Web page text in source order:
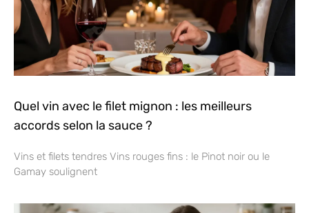
Quel vin avec le filet mignon : les meilleurs
accords selon la sauce ?
Vins et filets tendres Vins rouges fins : le Pinot noir ou le
Gamay soulignent